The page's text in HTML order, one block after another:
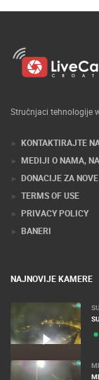
Stručnjaci tehnologije
KONTAKTIRAJTE
MEDIJI O NAMA,
DONACIJE ZA
TERMS OF USE
PRIVACY POLICY
BANERI
NAJNOVIJE KAMERE